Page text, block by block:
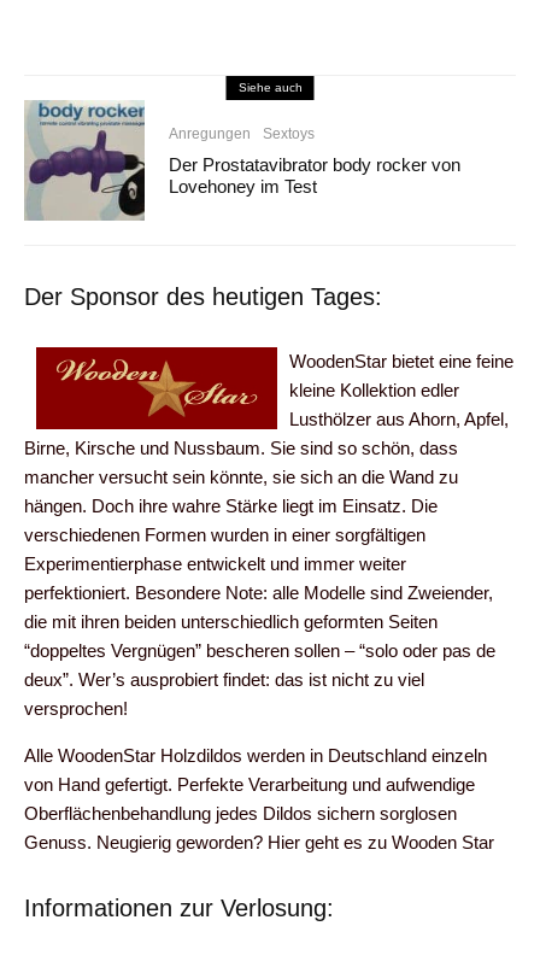
Siehe auch
Anregungen Sextoys
Der Prostatavibrator body rocker von
Lovehoney im Test
Der Sponsor des heutigen Tages:
WoodenStar bietet eine feine
kleine Kollektion edler
Lusthölzer aus Ahorn, Apfel,
Birne, Kirsche und Nussbaum. Sie sind so schön, dass
mancher versucht sein könnte, sie sich an die Wand zu
hängen. Doch ihre wahre Stärke liegt im Einsatz. Die
verschiedenen Formen wurden in einer sorgfältigen
Experimentierphase entwickelt und immer weiter
perfektioniert. Besondere Note: alle Modelle sind Zweiender,
die mit ihren beiden unterschiedlich geformten Seiten
“doppeltes Vergnügen” bescheren sollen – “solo oder pas de
deux”. Wer’s ausprobiert findet: das ist nicht zu viel
versprochen!
Alle WoodenStar Holzdildos werden in Deutschland einzeln
von Hand gefertigt. Perfekte Verarbeitung und aufwendige
Oberflächenbehandlung jedes Dildos sichern sorglosen
Genuss. Neugierig geworden? Hier geht es zu Wooden Star
Informationen zur Verlosung: